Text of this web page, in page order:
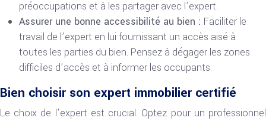
préoccupations et à les partager avec l’expert.
Assurer une bonne accessibilité au bien : Faciliter le
travail de l’expert en lui fournissant un accès aisé à
toutes les parties du bien. Pensez à dégager les zones
difficiles d’accès et à informer les occupants.
Bien choisir son expert immobilier certifié
Le choix de l’expert est crucial. Optez pour un professionnel